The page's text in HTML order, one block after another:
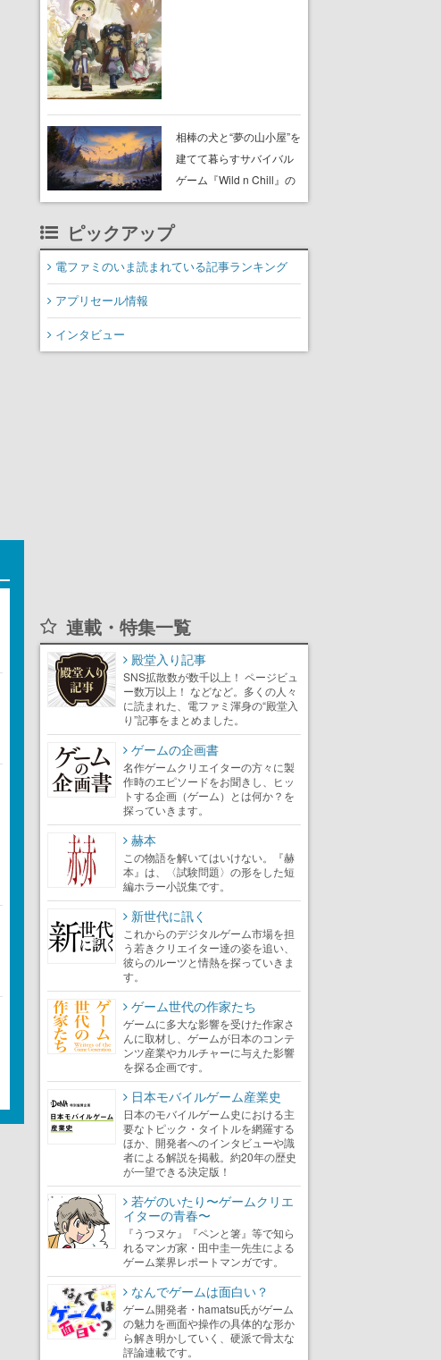
相棒の犬と“夢の山小屋”を
建てて暮らすサバイバル
ゲーム『Wild n Chill』の
体験版がSteamで配信
ピックアップ
電ファミのいま読まれている記事ランキング
アプリセール情報
インタビュー
連載・特集一覧
殿堂入り記事
SNS拡散数が数千以上！ ページビュ
ー数万以上！ などなど。多くの人々
に読まれた、電ファミ渾身の“殿堂入
り”記事をまとめました。
ゲームの企画書
名作ゲームクリエイターの方々に製
作時のエピソードをお聞きし、ヒッ
トする企画（ゲーム）とは何か？を
探っていきます。
赫本
この物語を解いてはいけない。『赫
本』は、〈試験問題〉の形をした短
編ホラー小説集です。
新世代に訊く
これからのデジタルゲーム市場を担
う若きクリエイター達の姿を追い、
彼らのルーツと情熱を探っていきま
す。
ゲーム世代の作家たち
ゲームに多大な影響を受けた作家さ
んに取材し、ゲームが日本のコンテ
ンツ産業やカルチャーに与えた影響
を探る企画です。
日本モバイルゲーム産業史
日本のモバイルゲーム史における主
要なトピック・タイトルを網羅する
ほか、開発者へのインタビューや識
者による解説を掲載。約20年の歴史
が一望できる決定版！
若ゲのいたり〜ゲームクリエ
イターの青春〜
『うつヌケ』『ペンと箸』等で知ら
れるマンガ家・田中圭一先生による
ゲーム業界レポートマンガです。
なんでゲームは面白い？
ゲーム開発者・hamatsu氏がゲーム
の魅力を画面や操作の具体的な形か
ら解き明かしていく、硬派で骨太な
評論連載です。